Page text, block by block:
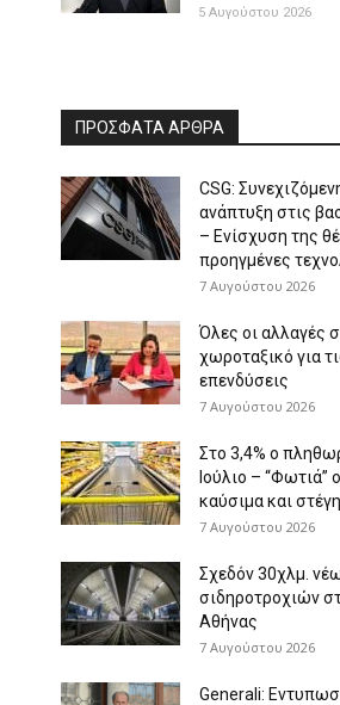
5 Αυγούστου 2026
ΠΡΟΣΦΑΤΑ ΑΡΘΡΑ
CSG:
ανάπτυξη στις
– Ενίσχυση της
προηγμένες
7 Αυγούστου 2026
Όλες οι αλλαγές
χωροταξικό για
επενδύσεις
7 Αυγούστου 2026
Στο 3,4% ο
Ιούλιο – “Φωτιά”
καύσιμα και στέγη
7 Αυγούστου 2026
Σχεδόν 30χλμ.
σιδηροτροχιών
Αθήνας
7 Αυγούστου 2026
Generali: